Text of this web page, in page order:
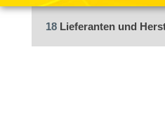
18 Lieferanten und